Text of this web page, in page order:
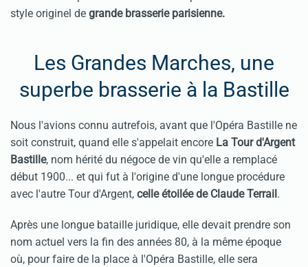
style originel de grande brasserie parisienne.
Les Grandes Marches, une
superbe brasserie à la Bastille
Nous l'avions connu autrefois, avant que l'Opéra Bastille ne
soit construit, quand elle s'appelait encore La Tour d'Argent
Bastille, nom hérité du négoce de vin qu'elle a remplacé
début 1900... et qui fut à l'origine d'une longue procédure
avec l'autre Tour d'Argent, celle étoilée de Claude Terrail .
Après une longue bataille juridique, elle devait prendre son
nom actuel vers la fin des années 80, à la même époque
où, pour faire de la place à l'Opéra Bastille, elle sera